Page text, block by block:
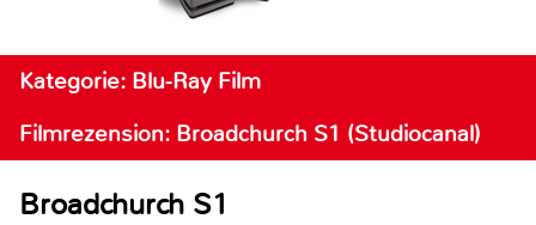
Kategorie: Blu-Ray Film
Filmrezension: Broadchurch S1 (Studiocanal)
Broadchurch S1